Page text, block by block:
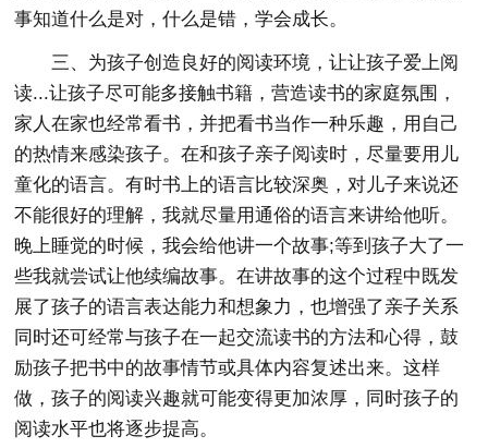
事知道什么是对，什么是错，学会成长。
三、为孩子创造良好的阅读环境，让让孩子爱上阅
读...让孩子尽可能多接触书籍，营造读书的家庭氛围，
家人在家也经常看书，并把看书当作一种乐趣，用自己
的热情来感染孩子。在和孩子亲子阅读时，尽量要用儿
童化的语言。有时书上的语言比较深奥，对儿子来说还
不能很好的理解，我就尽量用通俗的语言来讲给他听。
晚上睡觉的时候，我会给他讲一个故事;等到孩子大了一
些我就尝试让他续编故事。在讲故事的这个过程中既发
展了孩子的语言表达能力和想象力，也增强了亲子关系
同时还可经常与孩子在一起交流读书的方法和心得，鼓
励孩子把书中的故事情节或具体内容复述出来。这样
做，孩子的阅读兴趣就可能变得更加浓厚，同时孩子的
阅读水平也将逐步提高。